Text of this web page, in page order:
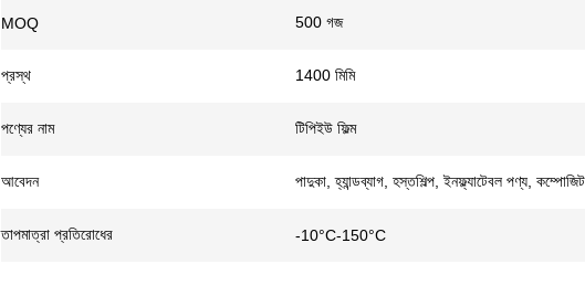
MOQ 500 গজ
প্রস্থ 1400 মিমি
পণ্যের নাম টিপিইউ ফিল্ম
আবেদন পাদুকা, হ্যান্ডব্যাগ, হস্তশিল্প, ইনফ্ল্যাটেবল পণ্য,
তাপমাত্রা প্রতিরোধের -10°C-150°C